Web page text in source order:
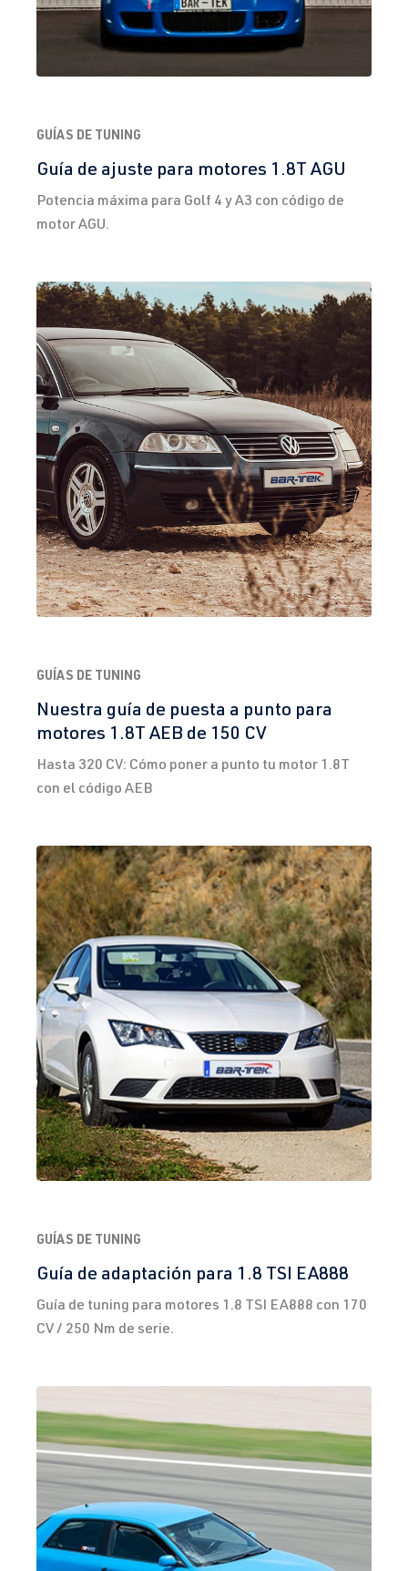
GUÍAS DE TUNING
Guía de ajuste para motores 1.8T AGU
Potencia máxima para Golf 4 y A3 con código de
motor AGU.
GUÍAS DE TUNING
Nuestra guía de puesta a punto para
motores 1.8T AEB de 150 CV
Hasta 320 CV: Cómo poner a punto tu motor 1.8T
con el código AEB
GUÍAS DE TUNING
Guía de adaptación para 1.8 TSI EA888
Guía de tuning para motores 1.8 TSI EA888 con 170
CV / 250 Nm de serie.